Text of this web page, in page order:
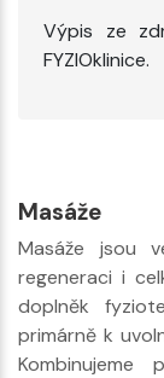
Výpis ze
FYZIOklinice.
Masáže
Masáže jsou
regeneraci i
doplněk
primárně k